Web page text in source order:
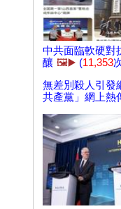
中共面臨軟硬對
釀 🖼️▶️ (11,353
無差別殺人引發
共產黨」網上熱